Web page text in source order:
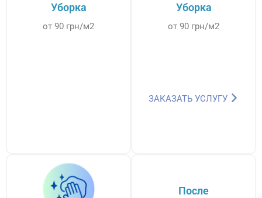
Уборка
от 90 грн/м2
Уборка
от 90 грн/м2
ЗАКАЗАТЬ УСЛУГУ
После